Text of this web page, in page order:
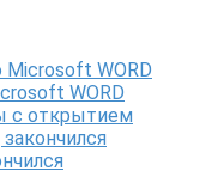
Microsoft WORD
WORD
с открытием